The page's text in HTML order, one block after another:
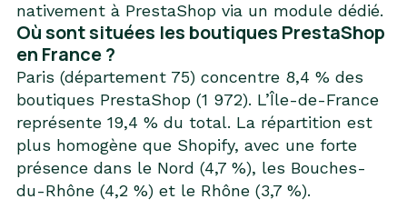
nativement à PrestaShop via un module dédié.
Où sont situées les boutiques PrestaShop
en France ?
Paris (département 75) concentre 8,4 % des
boutiques PrestaShop (1 972). L’Île-de-France
représente 19,4 % du total. La répartition est
plus homogène que Shopify, avec une forte
présence dans le Nord (4,7 %), les Bouches-
du-Rhône (4,2 %) et le Rhône (3,7 %).